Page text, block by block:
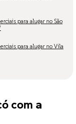
para alugar no São
para alugar no Vila
com a